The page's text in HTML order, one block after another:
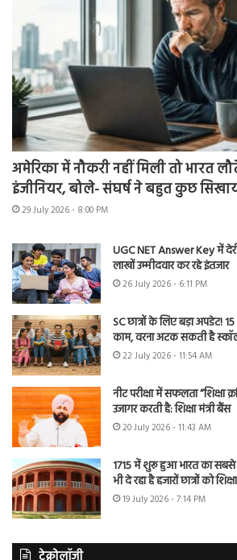
अमेरिका में नौकरी नहीं मिली तो भारत
इंजीनियर, बोले- संघर्ष ने बहुत कुछ
29 July 2026 - 8:00 PM
UGC NET Answer Key में
लाखों उम्मीदवार कर रहे इंतजार
26 July 2026 - 6:11 PM
SC छात्रों के लिए बड़ा
काम, वरना अटक सकती है
22 July 2026 - 11:54 AM
नीट परीक्षा में सफलता “शिक्षा
उजागर करती है: शिक्षा मंत्री बैंस
20 July 2026 - 11:43 AM
1715 में शुरू हुआ भारत का सबसे
भी दे रहा है हजारों छात्रों को शिक्षा
19 July 2026 - 7:14 PM